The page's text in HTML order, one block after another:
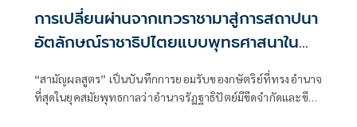
การเปลี่ยนผ่านจากเทวราชามาสู่การสถาปนา
อัตลักษณ์ราชาธิปไตยแบบพุทธศาสนาใน
พระไตรปิฏก : สามัญผลสูตรในฐานะทฤษฎี
ขีดจำกัดของอำนาจรัฐเหนือแรงงานและ
ทรัพย์สิน
“สามัญผลสูตร” เป็นบันทึกการยอมรับของกษัตริย์ที่ทรงอำนาจ
ที่สุดในยุคสมัยพุทธกาลว่าอำนาจรัฏฐาธิปัตย์มีขีดจำกัดและขีด